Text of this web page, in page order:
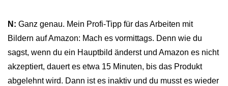
N: Ganz genau. Mein Profi-Tipp für das Arbeiten mit
Bildern auf Amazon: Mach es vormittags. Denn wie du
sagst, wenn du ein Hauptbild änderst und Amazon es nicht
akzeptiert, dauert es etwa 15 Minuten, bis das Produkt
abgelehnt wird. Dann ist es inaktiv und du musst es wieder